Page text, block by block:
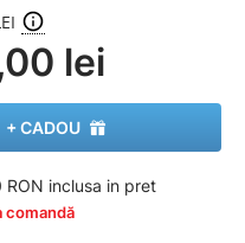
lei
+ CADOU
inclusa in pret
comandă